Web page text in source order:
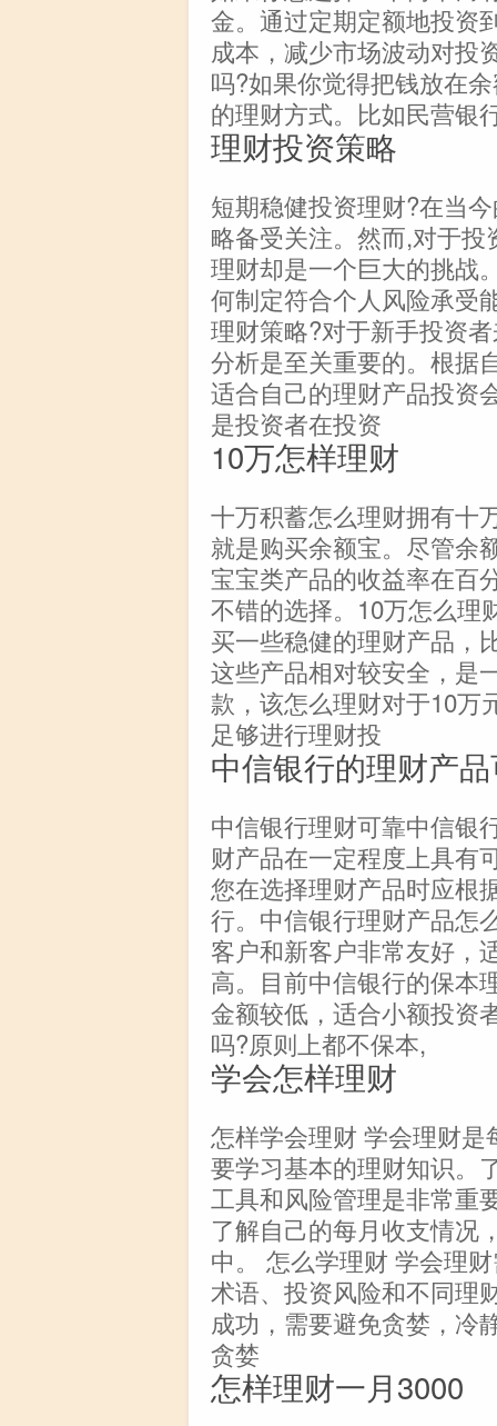
金。通过定期定额地投资
成本，减少市场波动对投
吗?如果你觉得把钱放在
的理财方式。比如民营银
理财投资策略
短期稳健投资理财?在当
略备受关注。然而,对于
理财却是一个巨大的挑战
何制定符合个人风险承受
理财策略?对于新手投资
分析是至关重要的。根据
适合自己的理财产品投资
是投资者在投资
10万怎样理财
十万积蓄怎么理财拥有十
就是购买余额宝。尽管余
宝宝类产品的收益率在百
不错的选择。10万怎么理
买一些稳健的理财产品，
这些产品相对较安全，是
款，该怎么理财对于10万
足够进行理财投
中信银行的理财产
中信银行理财可靠中信银
财产品在一定程度上具有
您在选择理财产品时应根
行。中信银行理财产品怎
客户和新客户非常友好，
高。目前中信银行的保本
金额较低，适合小额投资
吗?原则上都不保本,
学会怎样理财
怎样学会理财 学会理财
要学习基本的理财知识。
工具和风险管理是非常重
了解自己的每月收支情况
中。 怎么学理财 学会理
术语、投资风险和不同理
成功，需要避免贪婪，冷
贪婪
怎样理财一月3000